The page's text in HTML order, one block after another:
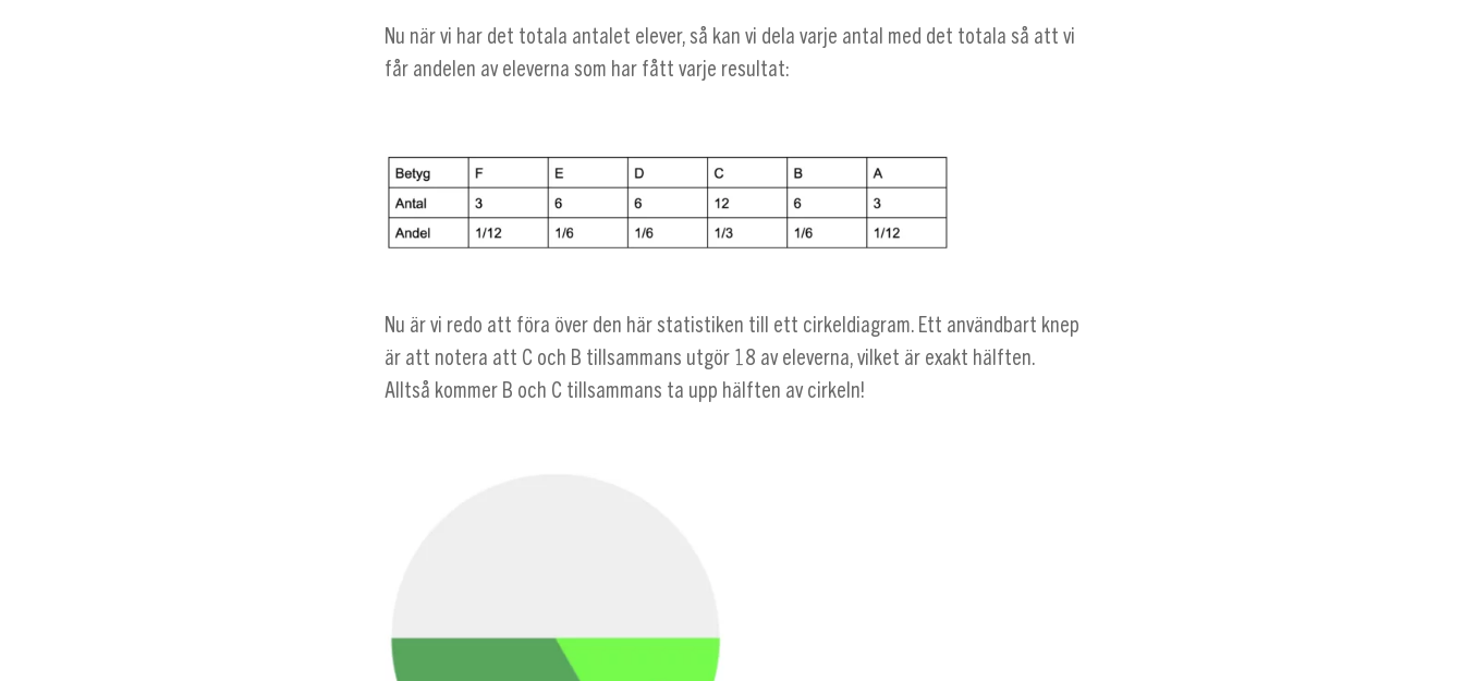
Nu när vi har det totala antalet elever, så kan vi dela varje antal med det totala så att vi
får andelen av eleverna som har fått varje resultat:
Nu är vi redo att föra över den här statistiken till ett cirkeldiagram. Ett användbart knep
är att notera att C och B tillsammans utgör 18 av eleverna, vilket är exakt hälften.
Alltså kommer B och C tillsammans ta upp hälften av cirkeln!